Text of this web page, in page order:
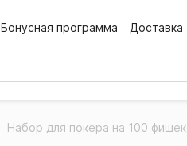
Бонусная программа Доставка
Набор для покера на 100 фишек